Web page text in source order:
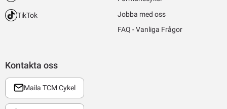
Kontakta oss
Maila TCM Cykel
TikTok
Jobba med oss
FAQ - Vanliga Frågor